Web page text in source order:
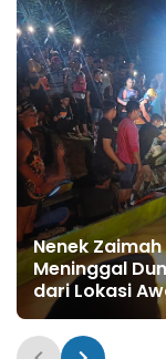
Nenek
Meninggal
dari Lokasi
SAR Sungai
Resmi Ditutup